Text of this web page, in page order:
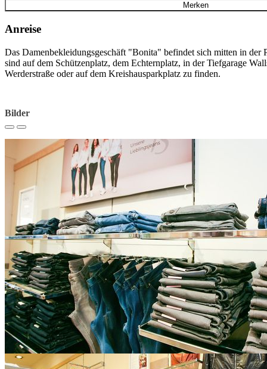
Anreise
Das Damenbekleidungsgeschäft "Bonita" befindet sich mitten in der
sind auf dem Schützenplatz, dem Echternplatz, in der Tiefgarage
Werderstraße oder auf dem Kreishausparkplatz zu finden.
Bilder
Merken